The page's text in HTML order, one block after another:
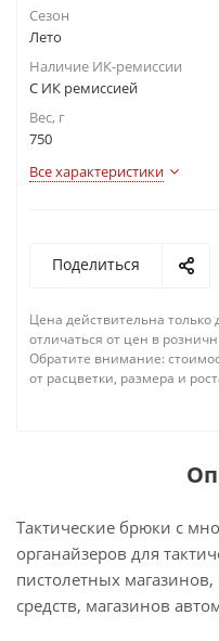
Сезон
Лето
Наличие ИК-ремиссии
С ИК ремиссией
Вес, г
750
Все характеристики
Поделиться
Цена действительна
отличаться от цен в
Обратите внимание:
от расцветки, размера и
Тактические брюки с
органайзеров для
пистолетных
средств, магазинов